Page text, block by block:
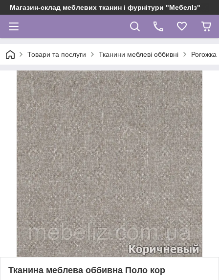
Магазин-склад меблевих тканин і фурнітури "МебелІз"
Товари та послуги Тканини меблеві оббивні Рогожка
Тканина меблева оббивна Поло кор